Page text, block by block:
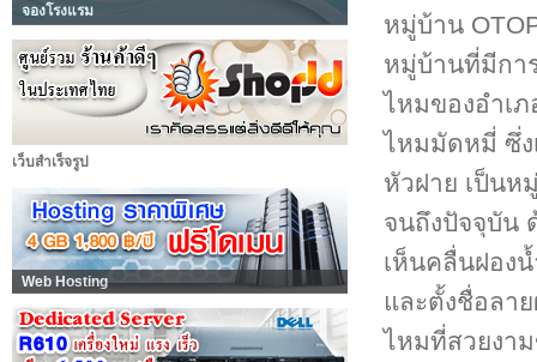
จองโรงแรม
เว็บสำเร็จรูป
Web Hosting
หมู่บ้าน
หมู่บ้านที่มีกา
ไหมของอำเ
ไหมมัดหมี่ ซึ่ง
หัวฝาย เป็น
จนถึงปัจจุบัน
เห็นคลื่นฝอง
และตั้งชื่อลา
ไหมที่สวยงา